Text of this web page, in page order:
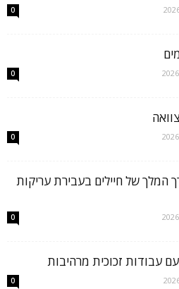
0
0
0
של חיילים בעבירת עריקות
0
עבודות זכוכית מרהיבות
0